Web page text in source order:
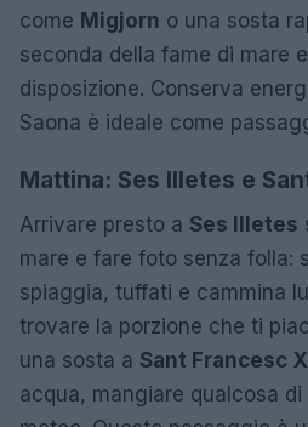
come Migjorn o una sosta
seconda della fame di mare
disposizione. Conserva
Saona è ideale come
Mattina: Ses Illetes e
Arrivare presto a Ses Illetes
mare e fare foto senza folla:
spiaggia, tuffati e cammina
trovare la porzione che ti
una sosta a Sant Francesc
acqua, mangiare qualcosa